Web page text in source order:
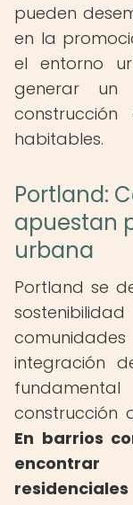
pueden
en la
el entorno
generar un
habitables.
Portland:
apuestan
urbana
Portland se
integración
construcción
En barrios